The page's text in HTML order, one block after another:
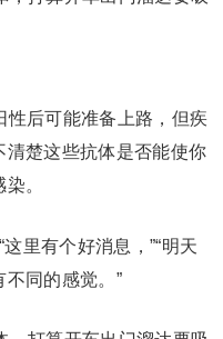
后可能准备上路，但疾
楚这些抗体是否能使你
。
里有个好消息，”“明天
同的感觉。”